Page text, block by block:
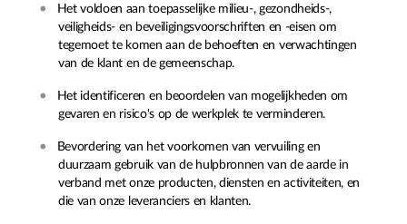
Het voldoen aan toepasselijke milieu-, gezondheids-,
veiligheids- en beveiligingsvoorschriften en -eisen om
tegemoet te komen aan de behoeften en verwachtingen
van de klant en de gemeenschap.
Het identificeren en beoordelen van mogelijkheden om
gevaren en risico's op de werkplek te verminderen.
Bevordering van het voorkomen van vervuiling en
duurzaam gebruik van de hulpbronnen van de aarde in
verband met onze producten, diensten en activiteiten, en
die van onze leveranciers en klanten.